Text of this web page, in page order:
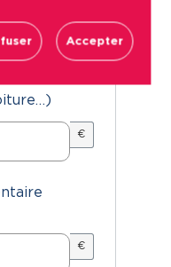
€
€
€
et données
Politique de
le lien « Politique de
Accepter